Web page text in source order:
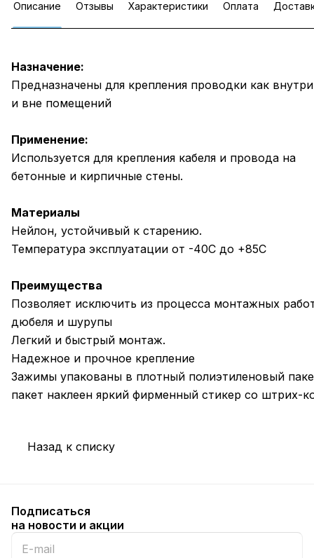
Описание Отзывы Характеристики Оплата
Назначение:
Предназначены для крепления проводки как
и вне помещений
Применение:
Используется для крепления кабеля и провода на
бетонные и кирпичные стены.
Материалы
Нейлон, устойчивый к старению.
Температура эксплуатации от -40С до +85С
Преимущества
Позволяет исключить из процесса монтажных
дюбеля и шурупы
Легкий и быстрый монтаж.
Надежное и прочное крепление
Зажимы упакованы в плотный полиэтиленовый
пакет наклеен яркий фирменный стикер со штрих-
Назад к списку
Подписаться
на новости и акции